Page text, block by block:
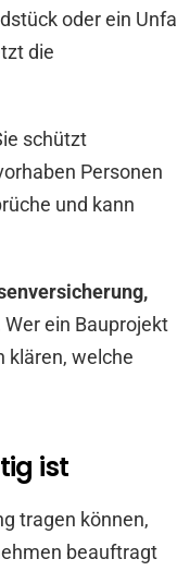
oder ein Unfall
die
schützt
Personen
und kann
Wer ein Bauprojekt
klären, welche
ist
tragen können,
beauftragt